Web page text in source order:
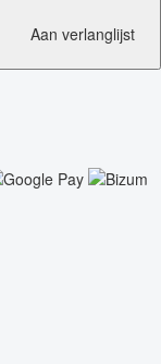
Aan verlanglijst